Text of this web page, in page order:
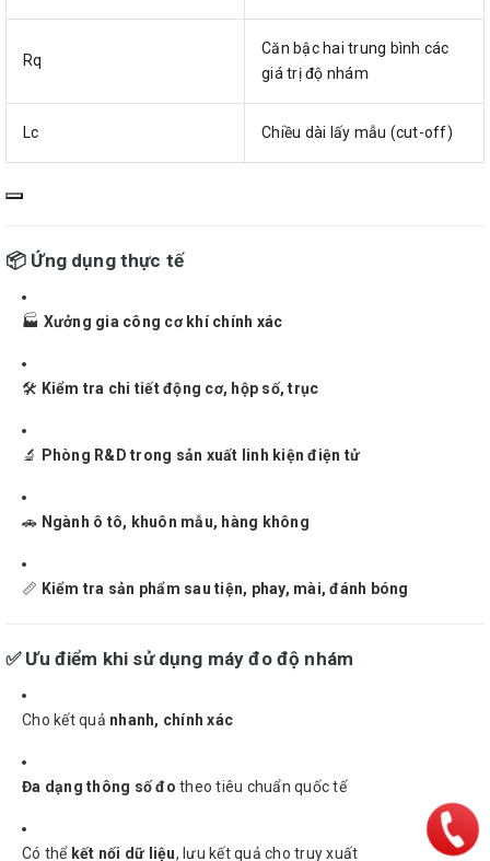
Rq
Căn bậc hai trung bình các
giá trị độ nhám
Lc Chiều dài lấy mẫu (cut-off)
📦 Ứng dụng thực tế
🏭 Xưởng gia công cơ khí chính xác
🛠 Kiểm tra chi tiết động cơ, hộp số, trục
🔬 Phòng R&D trong sản xuất linh kiện điện tử
🚗 Ngành ô tô, khuôn mẫu, hàng không
📏 Kiểm tra sản phẩm sau tiện, phay, mài, đánh bóng
✅ Ưu điểm khi sử dụng máy đo độ nhám
Cho kết quả nhanh, chính xác
Đa dạng thông số đo theo tiêu chuẩn quốc tế
Có thể kết nối dữ liệu, lưu kết quả cho truy xuất